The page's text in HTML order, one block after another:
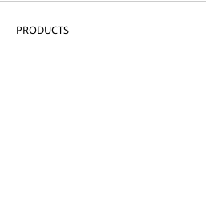
PRODUCTS